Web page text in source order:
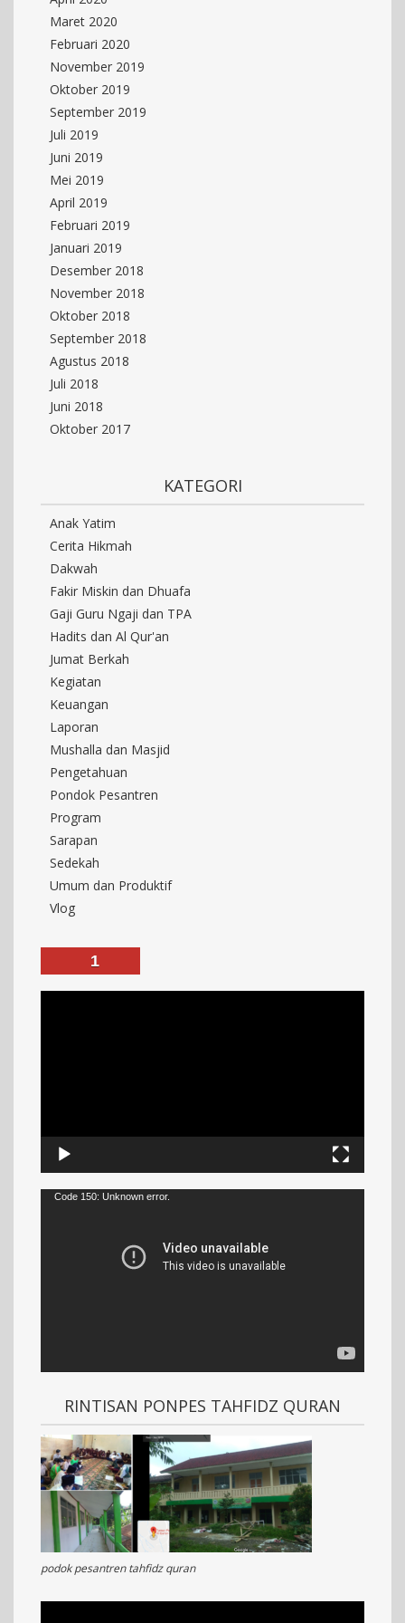
Maret 2020
Februari 2020
November 2019
Oktober 2019
September 2019
Juli 2019
Juni 2019
Mei 2019
April 2019
Februari 2019
Januari 2019
Desember 2018
November 2018
Oktober 2018
September 2018
Agustus 2018
Juli 2018
Juni 2018
Oktober 2017
KATEGORI
Anak Yatim
Cerita Hikmah
Dakwah
Fakir Miskin dan Dhuafa
Gaji Guru Ngaji dan TPA
Hadits dan Al Qur'an
Jumat Berkah
Kegiatan
Keuangan
Laporan
Mushalla dan Masjid
Pengetahuan
Pondok Pesantren
Program
Sarapan
Sedekah
Umum dan Produktif
Vlog
1
Code 150: Unknown error.
RINTISAN PONPES TAHFIDZ QURAN
podok pesantren tahfidz quran